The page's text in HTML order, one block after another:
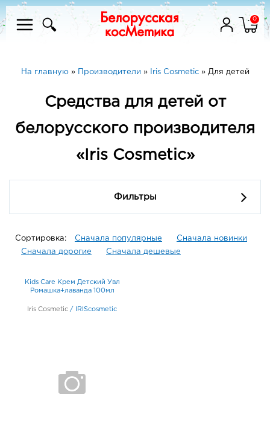
0
На главную» Производители » Iris Cosmetic» Для детей
Средства для детей от
белорусского производителя
«Iris Cosmetic»
Фильтры
Сортировка: Сначала популярные
Сначала новинки
Сначала дорогие
Сначала дешевые
Kids Care Крем Детский Увл
Ромашка+лаванда 100мл
Iris Cosmetic / IRIScosmetic